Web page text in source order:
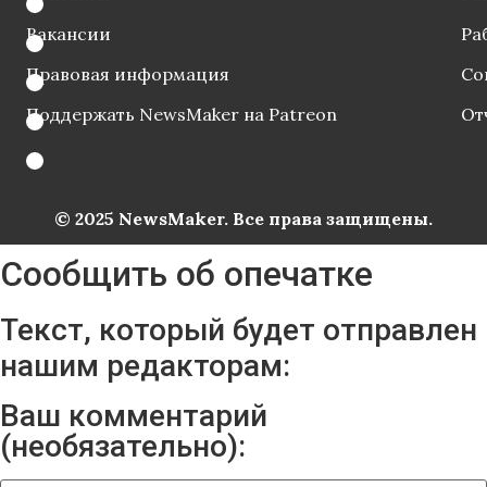
Вакансии
Правовая информация
Поддержать NewsMaker на Patreon
© 2025 NewsMaker. Все права защищены.
Сообщить об опечатке
Текст, который будет отправлен
нашим редакторам:
Ваш комментарий
(необязательно):